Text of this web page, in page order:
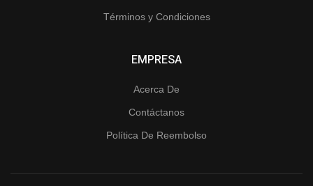
Términos y Condiciones
EMPRESA
Acerca De
Contáctanos
Política De Reembolso